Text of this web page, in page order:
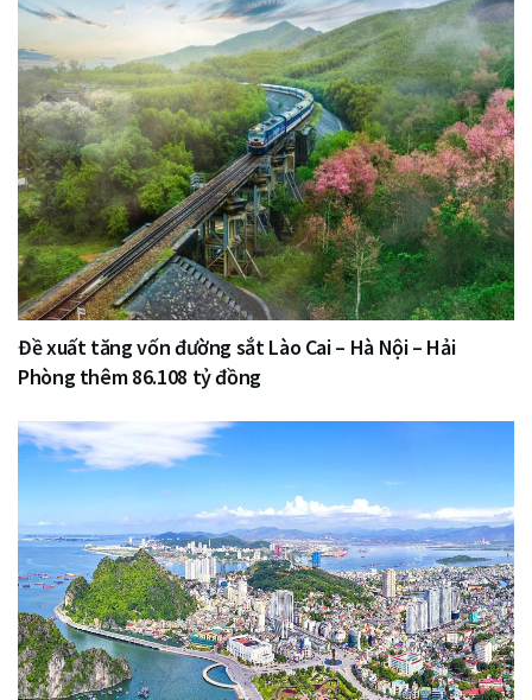
Đề xuất tăng vốn đường sắt Lào Cai – Hà Nội – Hải
Phòng thêm 86.108 tỷ đồng